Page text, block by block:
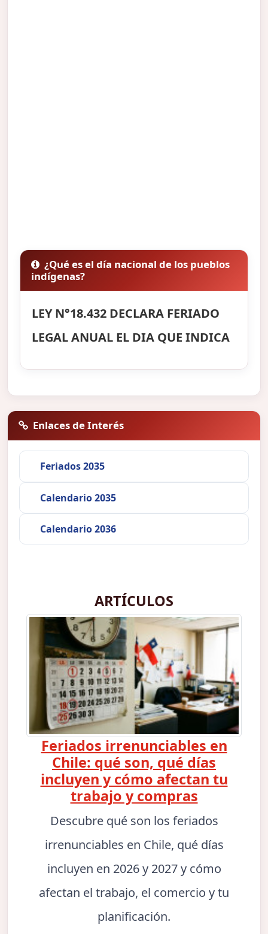
¿Qué es el día nacional de los pueblos
indígenas?
LEY N°18.432 DECLARA FERIADO
LEGAL ANUAL EL DIA QUE INDICA
Enlaces de Interés
Feriados 2035
Calendario 2035
Calendario 2036
ARTÍCULOS
Feriados irrenunciables en
Chile: qué son, qué días
incluyen y cómo afectan tu
trabajo y compras
Descubre qué son los feriados
irrenunciables en Chile, qué días
incluyen en 2026 y 2027 y cómo
afectan el trabajo, el comercio y tu
planificación.